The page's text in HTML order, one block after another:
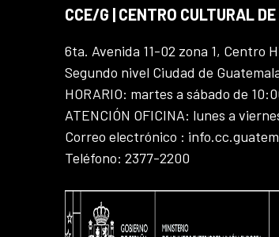
CCE/G | CENTRO CULTURAL
6ta. Avenida 11-02 zona 1, Centro
Segundo nivel Ciudad de
HORARIO: martes a sábado de
ATENCIÓN OFICINA: lunes a
Correo electrónico :
Teléfono: 2377-2200